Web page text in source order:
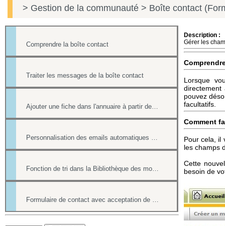
> Gestion de la communauté > Boîte contact
Comprendre la boîte contact
Traiter les messages de la boîte contact
Ajouter une fiche dans l'annuaire à partir de la boîte contact
Personnalisation des emails automatiques avec présence des login / mot de passe
Fonction de tri dans la Bibliothèque des modèles
Formulaire de contact avec acceptation de l'utilisation des données personnelles
Description :
Gérer les
Lorsque
pouvez
facultatifs.
Comment
Pour cela, il
les champs
Cette
besoin de